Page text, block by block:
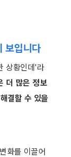
보입니다
상황인데'라
더 많은 정보
결할 수 있을
화를 이끌어